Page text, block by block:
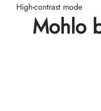
High-contrast mode
Mohlo